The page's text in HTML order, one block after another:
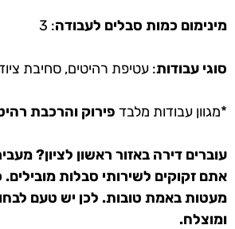
מינימום כמות סבלים לעבודה: 3
סוגי עבודות: עטיפת רהיטים, סחיבת
*מגוון עבודות מלבד פירוק והרכבת
עוברים דירה באזור ראשון לציון?
אתם זקוקים לשירותי סבלות
מעטות באמת טובות. לכן יש טעם
ומוצלח.